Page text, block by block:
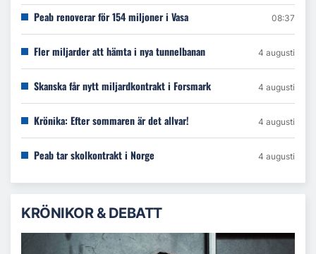
Peab renoverar för 154 miljoner i Vasa 08:37
Fler miljarder att hämta i nya tunnelbanan 4 augusti
Skanska får nytt miljardkontrakt i Forsmark 4 augusti
Krönika: Efter sommaren är det allvar! 4 augusti
Peab tar skolkontrakt i Norge 4 augusti
KRÖNIKOR & DEBATT